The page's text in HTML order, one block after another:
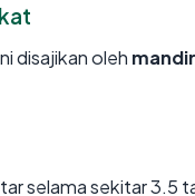
disajikan oleh
selama sekitar 3.5